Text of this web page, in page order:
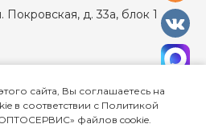
Покровская, д. 33а, блок 1
одноклассники
vkontakte
MAX
сайта, Вы соглашаетесь на
в соответствии с Политикой
файлов cookie.